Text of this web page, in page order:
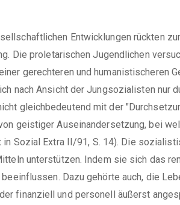
Entwicklungen rückten
Die proletarischen Jugendlichen
gerechteren und humanistischeren
nach Ansicht der Jungsozialisten nur
gleichbedeutend mit der
geistiger Auseinandersetzung, bei
Sozial Extra II/91, S. 14). Die
unterstützen. Indem sie sich das
Dazu gehörte auch, die
finanziell und personell äußerst